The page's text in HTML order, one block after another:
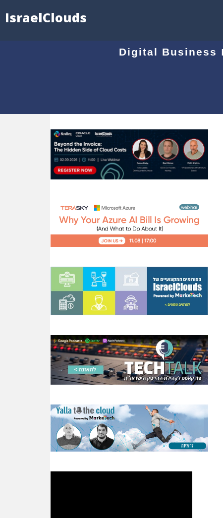
IsraelClouds
12.12 - IBM העניקה למטריקס מעמד של שותף Elite בתחום Digital Business